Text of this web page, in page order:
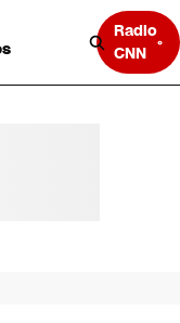
Radio
CNN